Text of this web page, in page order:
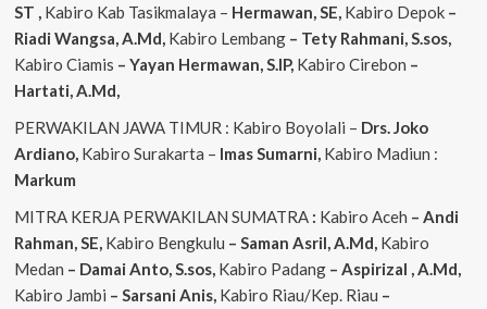
ST , Kabiro Kab Tasikmalaya – Hermawan, SE, Kabiro Depok–
Riadi Wangsa, A.Md, Kabiro Lembang– Tety Rahmani, S.sos,
Kabiro Ciamis – Yayan Hermawan, S.IP, Kabiro Cirebon –
Hartati, A.Md,
PERWAKILAN JAWA TIMUR : Kabiro Boyolali – Drs. Joko
Ardiano, Kabiro Surakarta – ImasSumarni, Kabiro Madiun :
Markum
MITRA KERJA PERWAKILAN SUMATRA : Kabiro Aceh – Andi
Rahman, SE, Kabiro Bengkulu – Saman Asril, A.Md, Kabiro
Medan – Damai Anto, S.sos, Kabiro Padang– Aspirizal , A.Md,
Kabiro Jambi – Sarsani Anis, Kabiro Riau/Kep. Riau –